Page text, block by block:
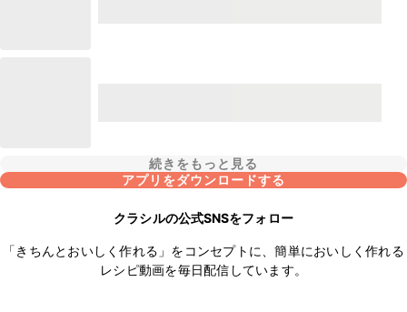
続きをもっと見る
アプリをダウンロードする
クラシルの公式SNSをフォロー
「きちんとおいしく作れる」をコンセプトに、簡単においしく作れる
レシピ動画を毎日配信しています。